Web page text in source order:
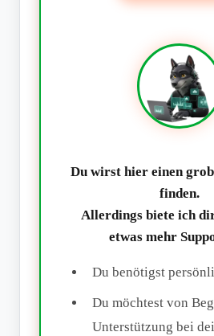
Du wirst hier einen
finden.
Allerdings biete ich
etwas mehr
Du benötigst
Du möchtest von
Unterstützung bei